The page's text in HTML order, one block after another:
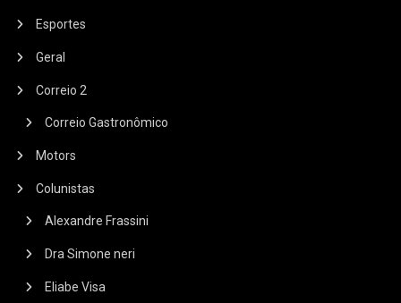
Esportes
Geral
Correio 2
Correio Gastronômico
Motors
Colunistas
Alexandre Frassini
Dra Simone neri
Eliabe Visa